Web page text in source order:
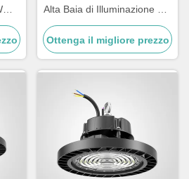
Alta Baia di Illuminazione per
magazzino
Ottenga il migliore prezzo